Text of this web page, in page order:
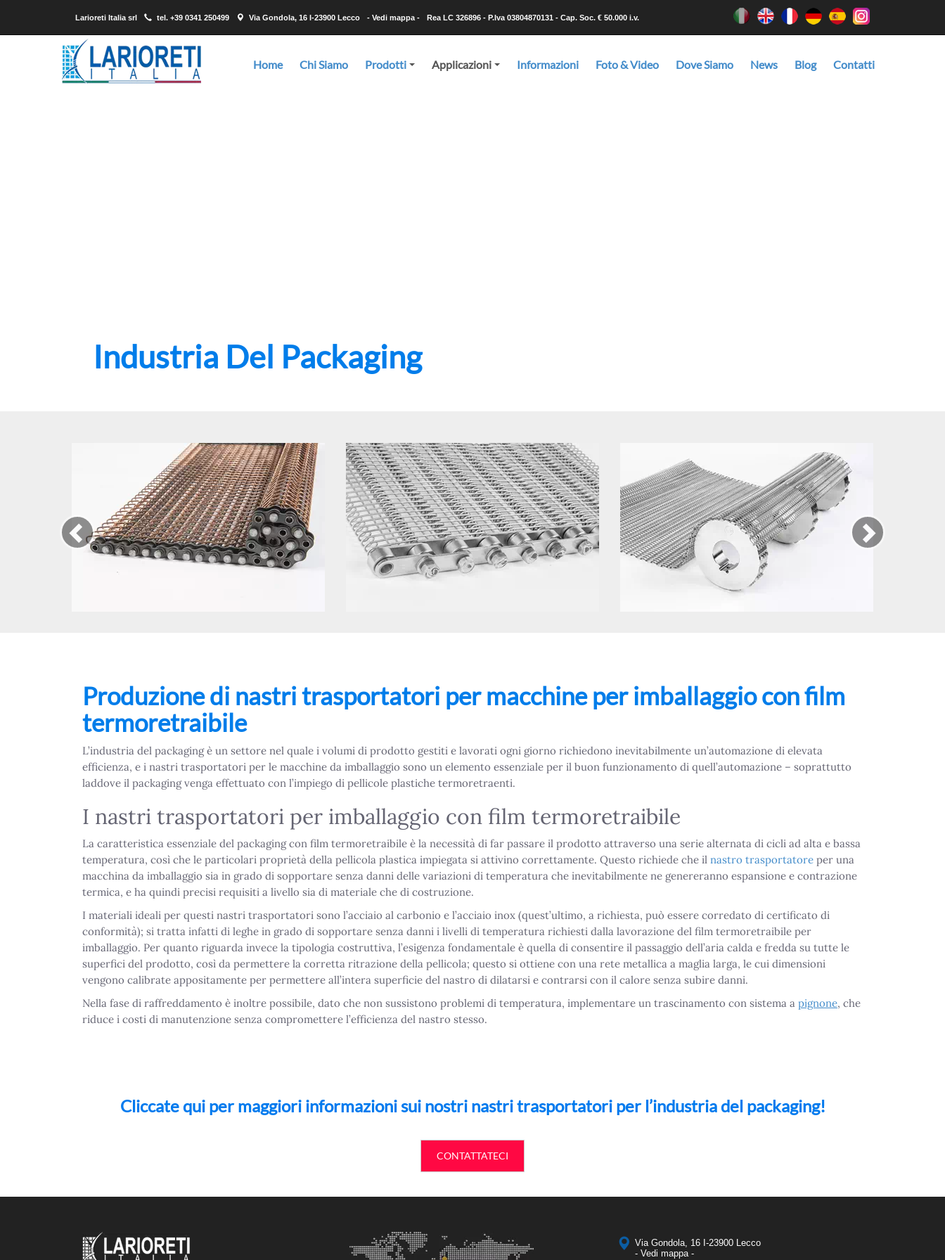
Larioreti Italia srl tel. +39 0341 250499 Via Gondola, 16 I-23900 Lecco - Vedi mappa - Rea LC 326896 - P.Iva 03804870131 - Cap. Soc. € 50.000 i.v.
Home
Chi Siamo
Prodotti
Applicazioni Informazioni Foto & Video Dove Siamo News Blog Contatti
Industria Del Packaging
Produzione di nastri trasportatori per macchine per imballaggio con film
termoretraibile
L’industria del packaging è un settore nel quale i volumi di prodotto gestiti e lavorati ogni giorno richiedono inevitabilmente un’automazione di elevata
efficienza, e i nastri trasportatori per le macchine da imballaggio sono un elemento essenziale per il buon funzionamento di quell’automazione – soprattutto
laddove il packaging venga effettuato con l’impiego di pellicole plastiche termoretraenti.
I nastri trasportatori per imballaggio con film termoretraibile
La caratteristica essenziale del packaging con film termoretraibile è la necessità di far passare il prodotto attraverso una serie alternata di cicli ad alta e bassa
temperatura, così che le particolari proprietà della pellicola plastica impiegata si attivino correttamente. Questo richiede che il nastro trasportatore per una
macchina da imballaggio sia in grado di sopportare senza danni delle variazioni di temperatura che inevitabilmente ne genereranno espansione e contrazione
termica, e ha quindi precisi requisiti a livello sia di materiale che di costruzione.
I materiali ideali per questi nastri trasportatori sono l’acciaio al carbonio e l’acciaio inox (quest’ultimo, a richiesta, può essere corredato di certificato di
conformità); si tratta infatti di leghe in grado di sopportare senza danni i livelli di temperatura richiesti dalla lavorazione del film termoretraibile per
imballaggio. Per quanto riguarda invece la tipologia costruttiva, l’esigenza fondamentale è quella di consentire il passaggio dell’aria calda e fredda su tutte le
superfici del prodotto, così da permettere la corretta ritrazione della pellicola; questo si ottiene con una rete metallica a maglia larga, le cui dimensioni
vengono calibrate appositamente per permettere all’intera superficie del nastro di dilatarsi e contrarsi con il calore senza subire danni.
Nella fase di raffreddamento è inoltre possibile, dato che non sussistono problemi di temperatura, implementare un trascinamento con sistema a pignone, che
riduce i costi di manutenzione senza compromettere l’efficienza del nastro stesso.
Cliccate qui per maggiori informazioni sui nostri nastri trasportatori per l’industria del packaging!
CONTATTATECI
Via Gondola, 16 I-23900 Lecco
- Vedi mappa -